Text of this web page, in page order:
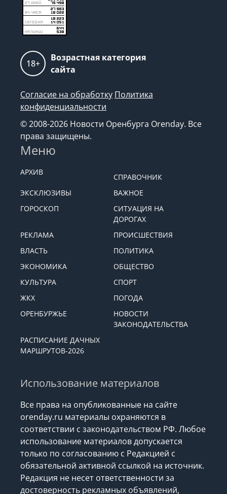
18+
Возрастная категория
сайта
Согласие на обработку Политика
конфиденциальности
© 2008-2026 Новости Оренбурга Orenday. Все
права защищены.
Меню
АРХИВ
СПРАВОЧНИК
ЭКСКЛЮЗИВЫ
ВАЖНОЕ
ГОРОСКОП
СИТУАЦИЯ НА
ДОРОГАХ
РЕКЛАМА
ПРОИСШЕСТВИЯ
ВЛАСТЬ
ПОЛИТИКА
ЭКОНОМИКА
ОБЩЕСТВО
КУЛЬТУРА
СПОРТ
ЖКХ
ПОГОДА
ОРЕНБУРЖЬЕ
НОВОСТИ
ЗАКОНОДАТЕЛЬСТВА
РАСПИСАНИЕ ДАЧНЫХ
МАРШРУТОВ-2026
Использование материалов
Все права на опубликованные на сайте
orenday.ru материалы охраняются в
соответствии с законодательством РФ. Любое
использование материалов допускается
только по согласованию с Редакцией с
обязательной активной ссылкой на источник.
Редакция не несет ответственности за
достоверность рекламных объявлений,